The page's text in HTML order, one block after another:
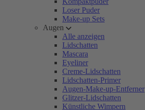
Loser Puder
Make-up Sets
Augen
Alle anzeigen
Lidschatten
Mascara
Eyeliner
Creme-Lidschatten
Lidschatten-Primer
Augen-Make-up-Entferner
Glitzer-Lidschatten
Künstliche Wimpern